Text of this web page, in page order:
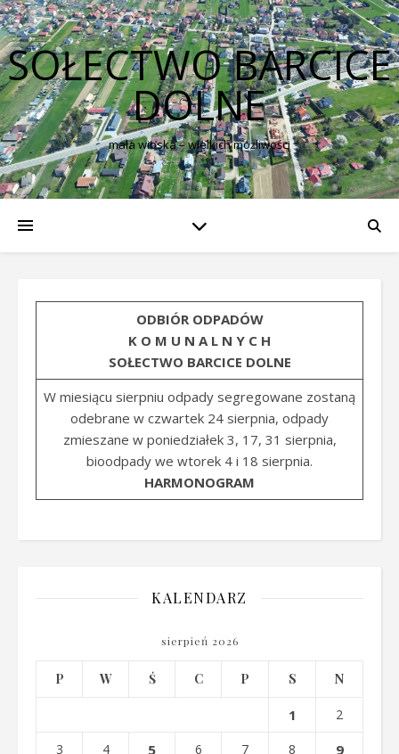
SOŁECTWO BARCICE
DOLNE
mała wioska – wielkich możliwości
ODBIÓR ODPADÓW
K O M U N A L N Y C H
SOŁECTWO BARCICE DOLNE
W miesiącu sierpniu odpady segregowane zostaną
odebrane w czwartek 24 sierpnia, odpady
zmieszane w poniedziałek 3, 17, 31 sierpnia,
bioodpady we wtorek 4 i 18 sierpnia.
HARMONOGRAM
KALENDARZ
sierpień 2026
P W Ś C P S N
1 2
3 4 5 6 7 8 9